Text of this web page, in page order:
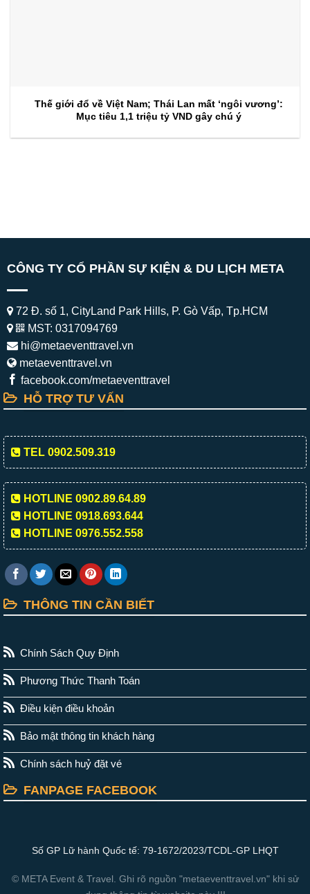
Thế giới đổ về Việt Nam; Thái Lan mất ‘ngôi vương’:
Mục tiêu 1,1 triệu tỷ VND gây chú ý
CÔNG TY CỔ PHẦN SỰ KIỆN & DU LỊCH META
72 Đ. số 1, CityLand Park Hills, P. Gò Vấp, Tp.HCM
MST: 0317094769
hi@metaeventtravel.vn
metaeventtravel.vn
facebook.com/metaeventtravel
HỖ TRỢ TƯ VẤN
TEL 0902.509.319
HOTLINE 0902.89.64.89
HOTLINE 0918.693.644
HOTLINE 0976.552.558
THÔNG TIN CẦN BIẾT
Chính Sách Quy Định
Phương Thức Thanh Toán
Điều kiện điều khoản
Bảo mật thông tin khách hàng
Chính sách huỷ đặt vé
FANPAGE FACEBOOK
Số GP Lữ hành Quốc tế: 79-1672/2023/TCDL-GP LHQT
© META Event & Travel. Ghi rõ nguồn "metaeventtravel.vn" khi sử